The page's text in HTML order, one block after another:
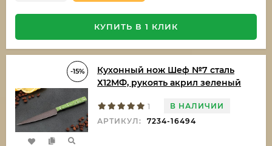
КУПИТЬ В 1 КЛИК
-15%
Кухонный нож Шеф №7 сталь
Х12МФ, рукоять акрил зеленый
1
В НАЛИЧИИ
АРТИКУЛ:
7234-16494